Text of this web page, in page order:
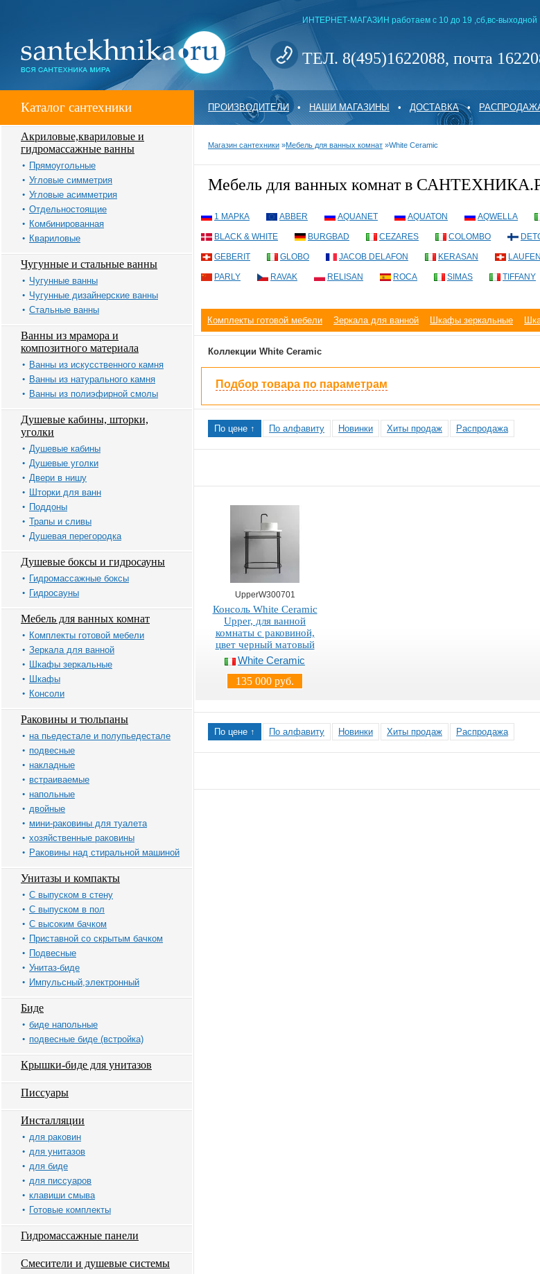
ИНТЕРНЕТ-МАГАЗИН работаем с 10 до 19 ,сб,вс-
ТЕЛ. 8(495)1622088, почта
Каталог сантехники ПРОИЗВОДИТЕЛИ • НАШИ МАГАЗИНЫ • ДОСТАВКА •
Акриловые,квариловые и
гидромассажные ванны
Прямоугольные
Угловые симметрия
Угловые асимметрия
Отдельностоящие
Комбинированная
Квариловые
Чугунные и стальные ванны
Чугунные ванны
Чугунные дизайнерские ванны
Стальные ванны
Ванны из мрамора и
композитного материала
Ванны из искусственного камня
Ванны из натурального камня
Ванны из полиэфирной смолы
Душевые кабины, шторки,
уголки
Душевые кабины
Душевые уголки
Двери в нишу
Шторки для ванн
Поддоны
Трапы и сливы
Душевая перегородка
Душевые боксы и гидросауны
Гидромассажные боксы
Гидросауны
Мебель для ванных комнат
Комплекты готовой мебели
Зеркала для ванной
Шкафы зеркальные
Шкафы
Консоли
Раковины и тюльпаны
на пьедестале и полупьедестале
подвесные
накладные
встраиваемые
напольные
двойные
мини-раковины для туалета
хозяйственные раковины
Раковины над стиральной машиной
Унитазы и компакты
С выпуском в стену
С выпуском в пол
С высоким бачком
Приставной со скрытым бачком
Подвесные
Унитаз-биде
Импульсный,электронный
Биде
биде напольные
подвесные биде (встройка)
Крышки-биде для унитазов
Писсуары
Инсталляции
для раковин
для унитазов
для биде
для писсуаров
клавиши смыва
Готовые комплекты
Гидромассажные панели
Смесители и душевые системы
Магазин сантехники »Мебель для ванных комнат »White Ceramic
Мебель для ванных комнат в
1 МАРКА ABBER AQUANET AQUATON AQWELLA
BLACK & WHITE BURGBAD CEZARES COLOMBO
GEBERIT GLOBO JACOB DELAFON KERASAN LAUFEN
PARLY RAVAK RELISAN ROCA SIMAS TIFFANY
Комплекты готовой мебели Зеркала для ванной Шкафы зеркальные
Коллекции White Ceramic
Подбор товара по параметрам
По цене ↑ По алфавиту Новинки Хиты продаж Распродажа
UpperW300701
Консоль White Ceramic
Upper, для ванной
комнаты с раковиной,
цвет черный матовый
White Ceramic
135 000 руб.
По цене ↑ По алфавиту Новинки Хиты продаж Распродажа